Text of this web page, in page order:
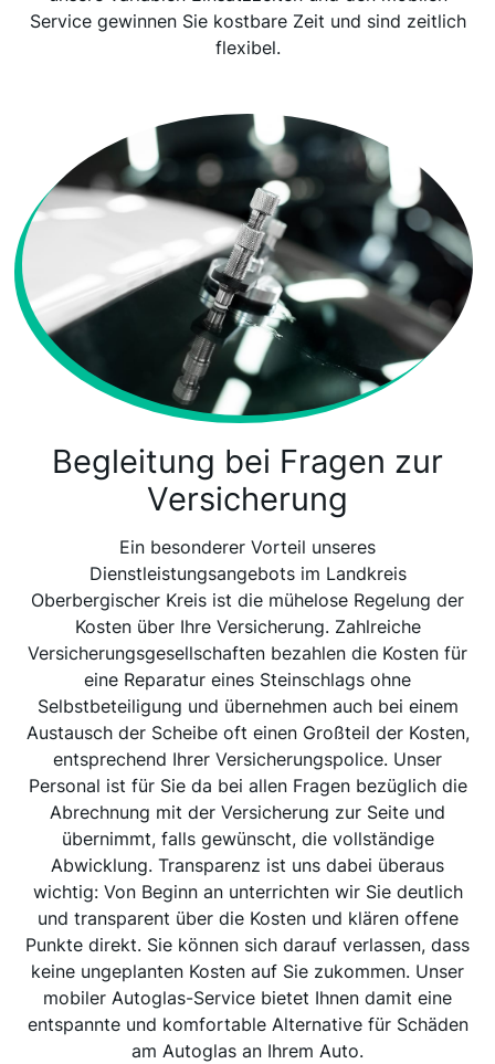
Service gewinnen Sie kostbare Zeit und sind zeitlich
flexibel.
Begleitung bei Fragen zur
Versicherung
Ein besonderer Vorteil unseres
Dienstleistungsangebots im Landkreis
Oberbergischer Kreis ist die mühelose Regelung der
Kosten über Ihre Versicherung. Zahlreiche
Versicherungsgesellschaften bezahlen die Kosten für
eine Reparatur eines Steinschlags ohne
Selbstbeteiligung und übernehmen auch bei einem
Austausch der Scheibe oft einen Großteil der Kosten,
entsprechend Ihrer Versicherungspolice. Unser
Personal ist für Sie da bei allen Fragen bezüglich die
Abrechnung mit der Versicherung zur Seite und
übernimmt, falls gewünscht, die vollständige
Abwicklung. Transparenz ist uns dabei überaus
wichtig: Von Beginn an unterrichten wir Sie deutlich
und transparent über die Kosten und klären offene
Punkte direkt. Sie können sich darauf verlassen, dass
keine ungeplanten Kosten auf Sie zukommen. Unser
mobiler Autoglas-Service bietet Ihnen damit eine
entspannte und komfortable Alternative für Schäden
am Autoglas an Ihrem Auto.